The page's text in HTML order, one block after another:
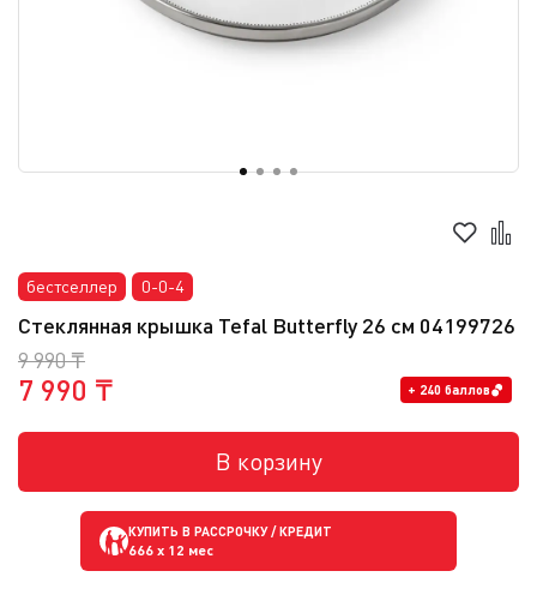
бестселлер 0-0-4
Стеклянная крышка Tefal Butterfly 26 см 04199726
9 990 ₸
7 990 ₸ + 240 баллов
В корзину
КУПИТЬ В РАССРОЧКУ / КРЕДИТ
666 x 12 мес